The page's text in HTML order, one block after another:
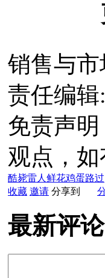
销售与市
责任编
免责声
观点，
酷毙雷人 鲜花鸡蛋路过
收藏 邀请 分享到
最新评论